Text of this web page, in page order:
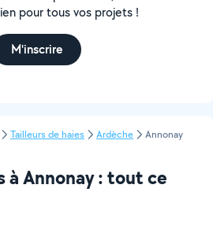
pour tous vos projets !
M'inscrire
Tailleurs de haies Ardèche Annonay
à Annonay : tout ce